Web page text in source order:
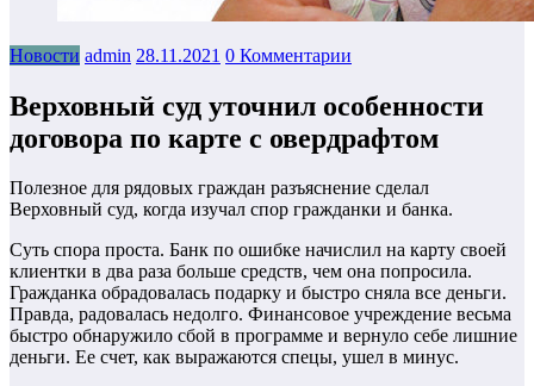
Новости admin 28.11.2021 0 Комментарии
Верховный суд уточнил особенности
договора по карте с овердрафтом
Полезное для рядовых граждан разъяснение сделал
Верховный суд, когда изучал спор гражданки и банка.
Суть спора проста. Банк по ошибке начислил на карту своей
клиентки в два раза больше средств, чем она попросила.
Гражданка обрадовалась подарку и быстро сняла все деньги.
Правда, радовалась недолго. Финансовое учреждение весьма
быстро обнаружило сбой в программе и вернуло себе лишние
деньги. Ее счет, как выражаются спецы, ушел в минус.